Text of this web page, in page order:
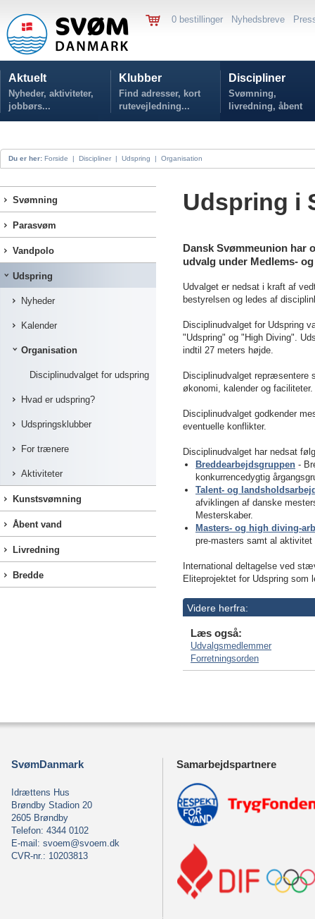
0 bestillinger Nyhedsbreve
Aktuelt
Nyheder, aktiviteter,
jobbørs...
Klubber
Find adresser, kort
rutevejledning...
Discipliner
Svømning,
livredning, åbent
vand...
Du er her: Forside | Discipliner | Udspring | Organisation
Svømning
Parasvøm
Vandpolo
Udspring
Nyheder
Kalender
Organisation
Disciplinudvalget for udspring
Hvad er udspring?
Udspringsklubber
For trænere
Aktiviteter
Kunstsvømning
Åbent vand
Livredning
Bredde
Udspring i
Dansk Svømmeunion har
udvalg under Medlems-
Udvalget er nedsat i kraft af
bestyrelsen og ledes af
Disciplinudvalget for Udspring
"Udspring" og "High Diving".
indtil 27 meters højde.
Disciplinudvalget repræsentere
økonomi, kalender og faciliteter.
Disciplinudvalget godkender
eventuelle konflikter.
Disciplinudvalget har nedsat
Breddearbejdsgruppen -
konkurrencedygtig
Talent- og
afviklingen af danske
Mesterskaber.
Masters- og high diving-
pre-masters samt al aktivitet
International deltagelse ved
Eliteprojektet for Udspring som
Videre herfra:
Læs også:
Udvalgsmedlemmer
Forretningsorden
SvømDanmark
Idrættens Hus
Brøndby Stadion 20
2605 Brøndby
Telefon: 4344 0102
E-mail: svoem@svoem.dk
CVR-nr.: 10203813
Samarbejdspartnere